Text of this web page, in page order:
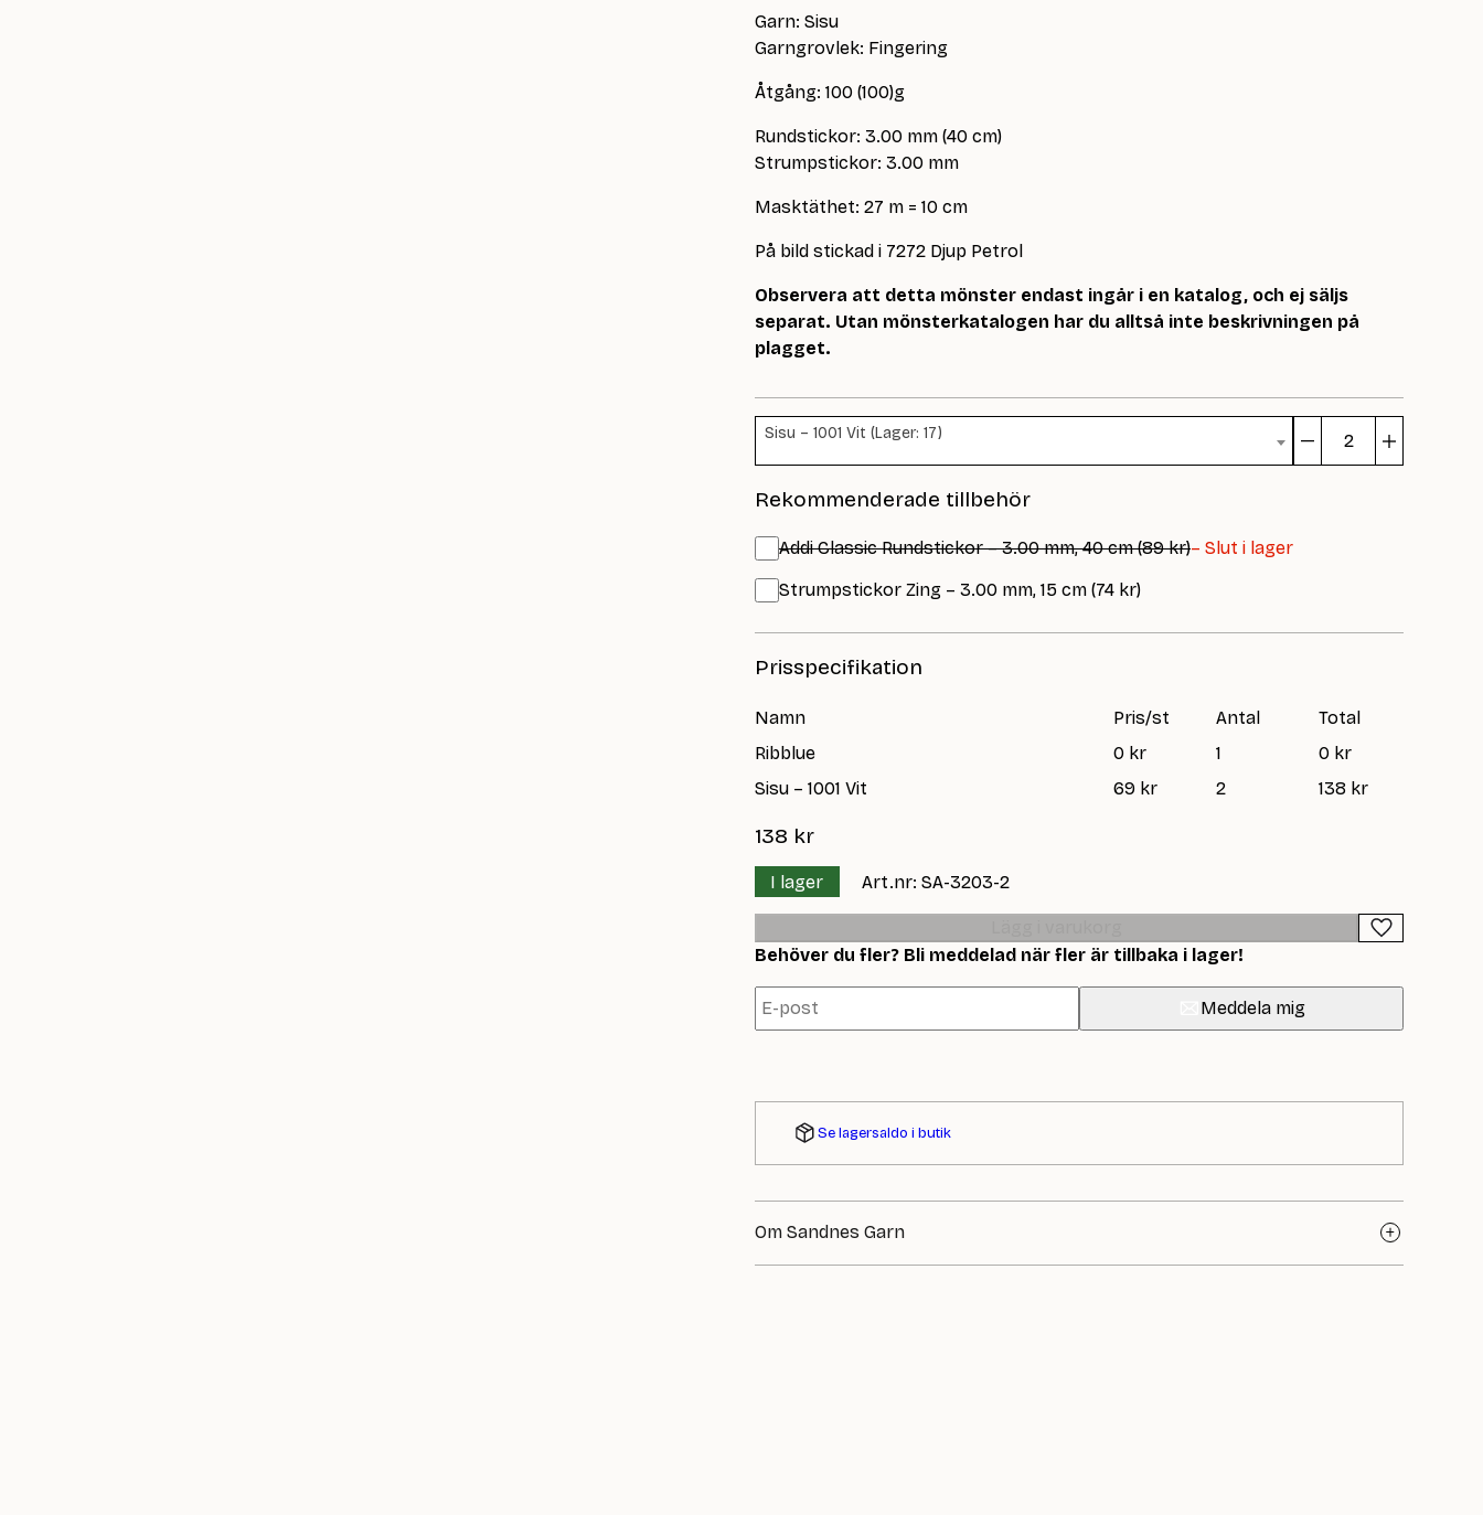
Garn: Sisu
Garngrovlek: Fingering
Åtgång: 100 (100)g
Rundstickor: 3.00 mm (40 cm)
Strumpstickor: 3.00 mm
Masktäthet: 27 m = 10 cm
På bild stickad i 7272 Djup Petrol
Observera att detta mönster endast ingår i en katalog, och ej säljs
separat. Utan mönsterkatalogen har du alltså inte beskrivningen på
plagget.
Sisu – 1001 Vit (Lager: 17)
Rekommenderade tillbehör
Addi Classic Rundstickor – 3.00 mm, 40 cm (89 kr)– Slut i lager
Strumpstickor Zing – 3.00 mm, 15 cm (74 kr)
Prisspecifikation
Namn Pris/st Antal
Total
Ribblue
0 kr 1
0 kr
Sisu – 1001 Vit
69 kr 2 138 kr
138 kr
I lager Art.nr: SA-3203-2
Behöver du fler? Bli meddelad när fler är tillbaka i lager!
Meddela mig
Se lagersaldo i butik
Om Sandnes Garn